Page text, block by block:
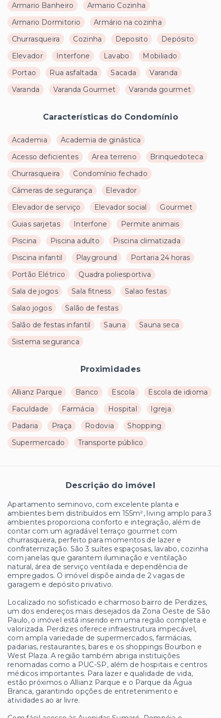
Armario Banheiro
Armario Cozinha
Armario Dormitorio
Armário na cozinha
Churrasqueira
Cozinha Deposito
Depósito
Elevador
Interfone Lavabo
Mobiliado
Portao
Rua asfaltada Sacada
Varanda
Varanda
Varanda Gourmet Varanda gourmet
Características do Condomínio
Academia
Academia de ginástica
Acesso deficientes
Area terreno
Brinquedoteca
Churrasqueira
Condomínio fechado
Câmeras de segurança
Elevador
Elevador de serviço
Elevador social
Gourmet
Guias sarjetas
Interfone
Permite animais
Piscina
Piscina adulto
Piscina climatizada
Piscina infantil
Playground
Portaria 24 horas
Portão Elétrico
Quadra poliesportiva
Sala de jogos
Sala fitness
Salao festas
Salao jogos
Salão de festas
Salão de festas infantil
Sauna
Sauna seca
Sistema seguranca
Proximidades
Allianz Parque Banco Escola
Escola de idioma
Faculdade
Farmácia Hospital
Igreja
Padaria
Praça Rodovia
Shopping
Supermercado
Transporte público
Descrição do imóvel
Apartamento seminovo, com excelente planta e
ambientes bem distribuídos em 155m², living amplo para 3
ambientes proporciona conforto e integração, além de
contar com um agradável terraço gourmet com
churrasqueira, perfeito para momentos de lazer e
confraternização. São 3 suítes espaçosas, lavabo, cozinha
com janelas que garantem iluminação e ventilação
natural, área de serviço ventilada e dependência de
empregados. O imóvel dispõe ainda de 2 vagas de
garagem e depósito privativo.
Localizado no sofisticado e charmoso bairro de Perdizes,
um dos endereços mais desejados da Zona Oeste de São
Paulo, o imóvel está inserido em uma região completa e
valorizada. Perdizes oferece infraestrutura impecável,
com ampla variedade de supermercados, farmácias,
padarias, restaurantes, bares e os shoppings Bourbon e
West Plaza. A região também abriga instituições
renomadas como a PUC-SP, além de hospitais e centros
médicos importantes. Para lazer e qualidade de vida,
estão próximos o Allianz Parque e o Parque da Água
Branca, garantindo opções de entretenimento e
atividades ao ar livre.